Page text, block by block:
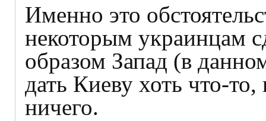
Именно это
некоторым украинцам
образом Запад (в
дать Киеву хоть что-
ничего.